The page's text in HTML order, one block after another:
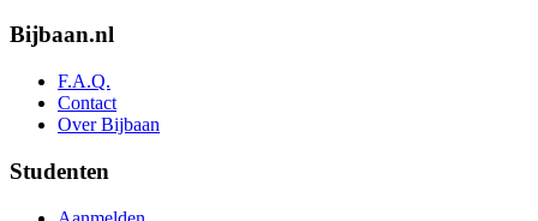
Bijbaan.nl
F.A.Q.
Contact
Over Bijbaan
Studenten